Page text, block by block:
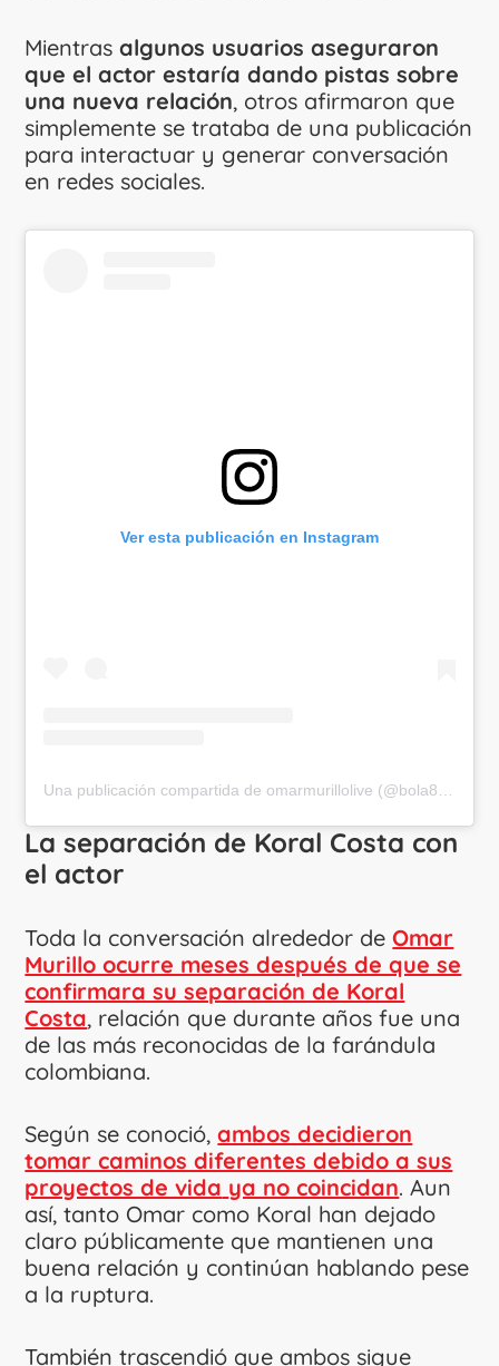
Mientras algunos usuarios aseguraron
que el actor estaría dando pistas sobre
una nueva relación, otros afirmaron que
simplemente se trataba de una publicación
para interactuar y generar conversación
en redes sociales.
Ver esta publicación en Instagram
La separación de Koral Costa con
el actor
Toda la conversación alrededor deOmar
Murillo ocurre meses después de que se
confirmara su separación de Koral
Costa, relación que durante años fue una
de las más reconocidas de la farándula
colombiana.
Según se conoció, ambos decidieron
tomar caminos diferentes debido a sus
proyectos de vida ya no coincidan. Aun
así, tanto Omar como Koral han dejado
claro públicamente que mantienen una
buena relación y continúan hablando pese
a la ruptura.
También trascendió que ambos sigue